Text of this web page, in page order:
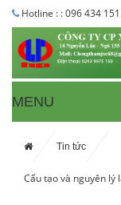
Hotline : : 096 434
MENU
Tin tức
Cấu tạo và nguyên lý